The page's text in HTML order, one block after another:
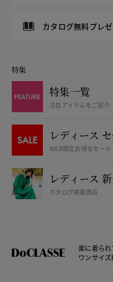
カタログ無料プレ
特集
特集一覧
注目アイテムをご紹介
レディース
WEB限定お得なセール
レディース
カタログ掲載商品
楽に着られ
ワンサイ